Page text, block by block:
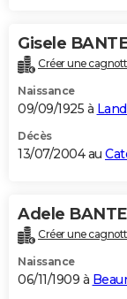
Gisele
Créer une
Naissance
09/09/1925 à
Décès
13/07/2004 au
Adele
Créer une
Naissance
06/11/1909 à